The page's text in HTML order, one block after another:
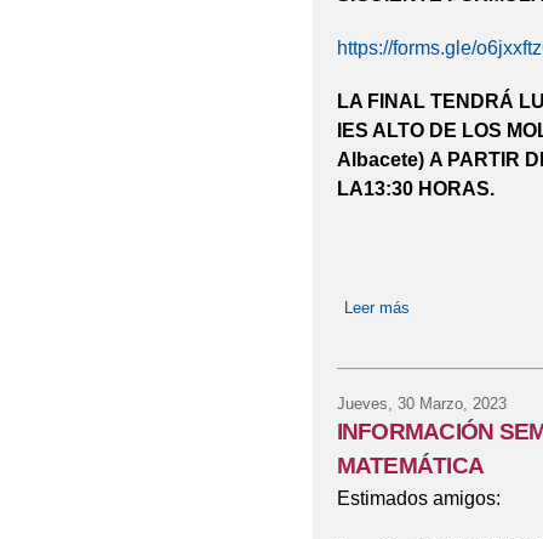
https://forms.gle/
LA FINAL TENDRÁ
IES ALTO DE LOS
Albacete)A PARTIR
LA13:30 HORAS.
Leer más
Jueves, 30 Marzo, 2023
INFORMACIÓN
MATEMÁTICA
Estimados amigos: